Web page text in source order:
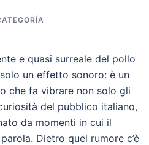
e quasi surreale del pollo
un effetto sonoro: è un
che fa vibrare non solo gli
del pubblico italiano,
da momenti in cui il
Dietro quel rumore c’è